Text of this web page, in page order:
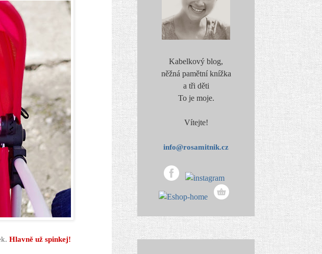
Hlavně už spinkej!
Kabelkový blog,
něžná pamětní knížka
a tři děti
To je moje.
Vítejte!
info@rosamitnik.cz